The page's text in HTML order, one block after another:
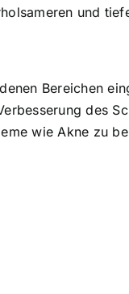
und
Bereichen
des
wie Akne zu